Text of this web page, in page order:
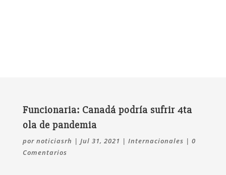
Funcionaria: Canadá podría sufrir 4ta
ola de pandemia
por noticiasrh | Jul 31, 2021 | Internacionales | 0
Comentarios